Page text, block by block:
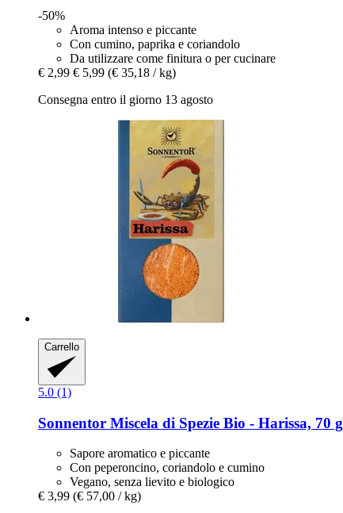
-50%
Aroma intenso e piccante
Con cumino, paprika e coriandolo
Da utilizzare come finitura o per cucinare
€ 2,99 € 5,99 (€ 35,18 / kg)
Consegna entro il giorno 13 agosto
Carrello
5.0 (1)
Sonnentor Miscela di Spezie Bio -​ Harissa, 70 g
Sapore aromatico e piccante
Con peperoncino, coriandolo e cumino
Vegano, senza lievito e biologico
€ 3,99 (€ 57,00 / kg)